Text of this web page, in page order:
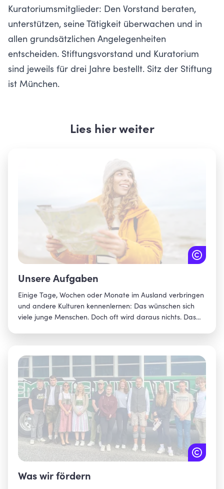
Kuratoriumsmitglieder: Den Vorstand beraten,
unterstützen, seine Tätigkeit überwachen und in
allen grundsätzlichen Angelegenheiten
entscheiden. Stiftungsvorstand und Kuratorium
sind jeweils für drei Jahre bestellt. Sitz der Stiftung
ist München.
Lies hier weiter
Unsere Aufgaben
Einige Tage, Wochen oder Monate im Ausland verbringen
und andere Kulturen kennenlernen: Das wünschen sich
viele junge Menschen. Doch oft wird daraus nichts. Das
Was wir fördern